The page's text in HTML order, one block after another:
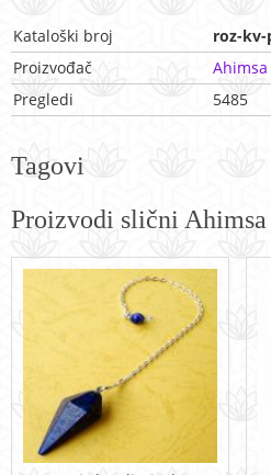
Kataloški broj
roz-kv-
Proizvođač
Ahimsa
Pregledi
5485
Tagovi
Proizvodi slični